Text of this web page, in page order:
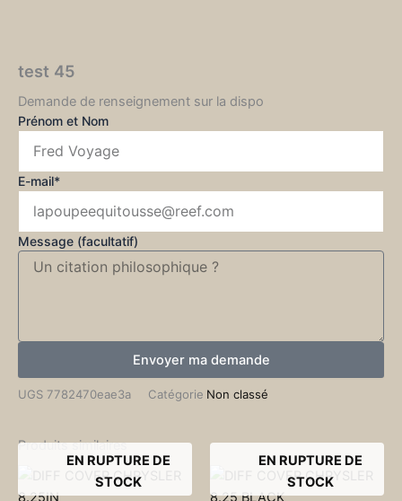
test 45
Demande de renseignement sur la dispo
Prénom et Nom
E-mail*
Message (facultatif)
Envoyer ma demande
UGS 7782470eae3a Catégorie Non classé
Produits similaires
EN RUPTURE DE
STOCK
EN RUPTURE DE
STOCK